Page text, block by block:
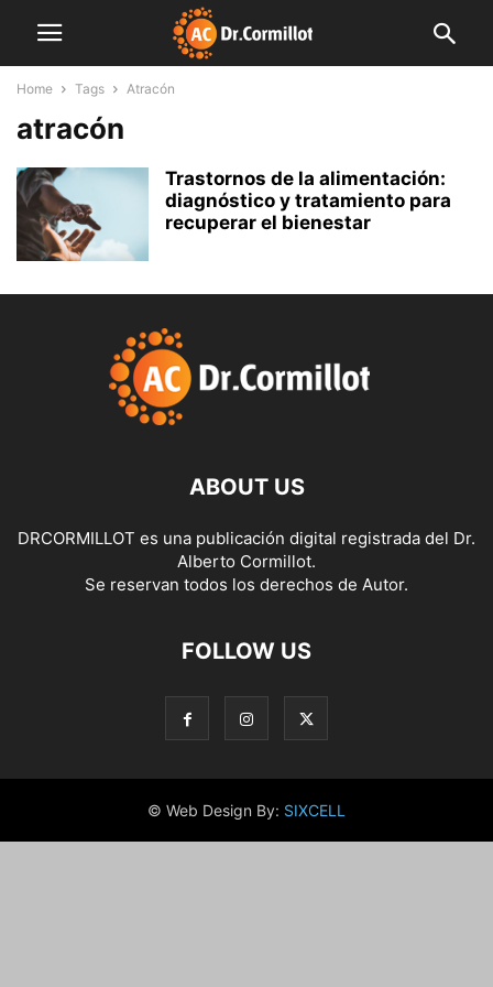
Home Tags Atracón
atracón
Trastornos de la alimentación:
diagnóstico y tratamiento para
recuperar el bienestar
ABOUT US
DRCORMILLOT es una publicación digital registrada del Dr.
Alberto Cormillot.
Se reservan todos los derechos de Autor.
FOLLOW US
© Web Design By: SIXCELL